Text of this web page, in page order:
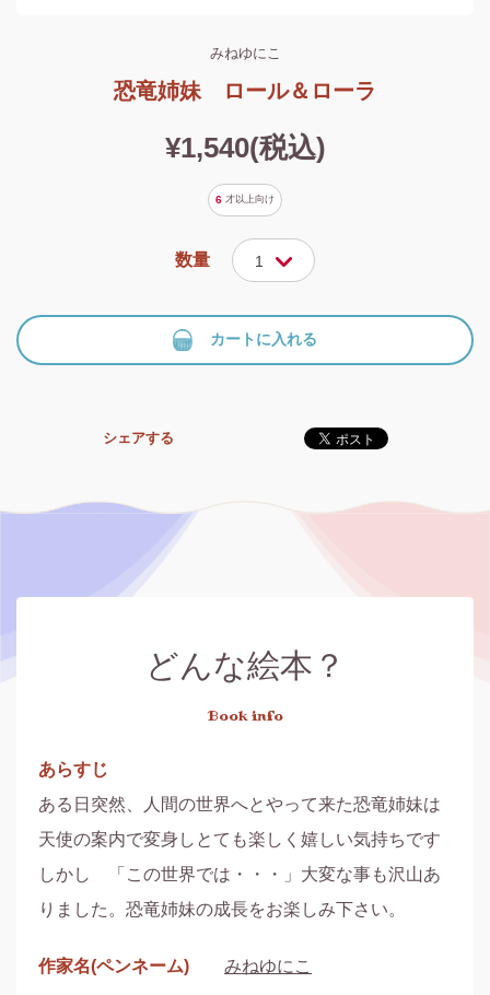
みねゆにこ
恐竜姉妹 ロール＆ローラ
¥1,540(税込)
6 才以上向け
数量 1
カートに入れる
シェアする
どんな絵本？
Book info
あらすじ
ある日突然、人間の世界へとやって来た恐竜姉妹は
天使の案内で変身しとても楽しく嬉しい気持ちです
しかし　「この世界では・・・」大変な事も沢山あ
りました。恐竜姉妹の成長をお楽しみ下さい。
作家名(ペンネーム) みねゆにこ